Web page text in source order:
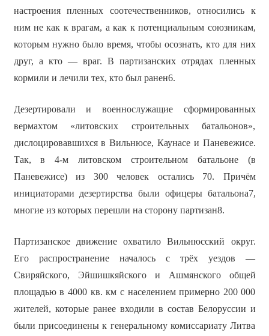
настроения пленных соотечественников, относились к
ним не как к врагам, а как к потенциальным союзникам,
которым нужно было время, чтобы осознать, кто для них
друг, а кто — враг. В партизанских отрядах пленных
кормили и лечили тех, кто был ранен6.
Дезертировали и военнослужащие сформированных
вермахтом «литовских строительных батальонов»,
дислоцировавшихся в Вильнюсе, Каунасе и Паневежисе.
Так, в 4-м литовском строительном батальоне (в
Паневежисе) из 300 человек остались 70. Причём
инициаторами дезертирства были офицеры батальона7,
многие из которых перешли на сторону партизан8.
Партизанское движение охватило Вильнюсский округ.
Его распространение началось с трёх уездов —
Свиряйского, Эйшишкяйского и Ашмянского общей
площадью в 4000 кв. км с населением примерно 200 000
жителей, которые ранее входили в состав Белоруссии и
были присоединены к генеральному комиссариату Литва